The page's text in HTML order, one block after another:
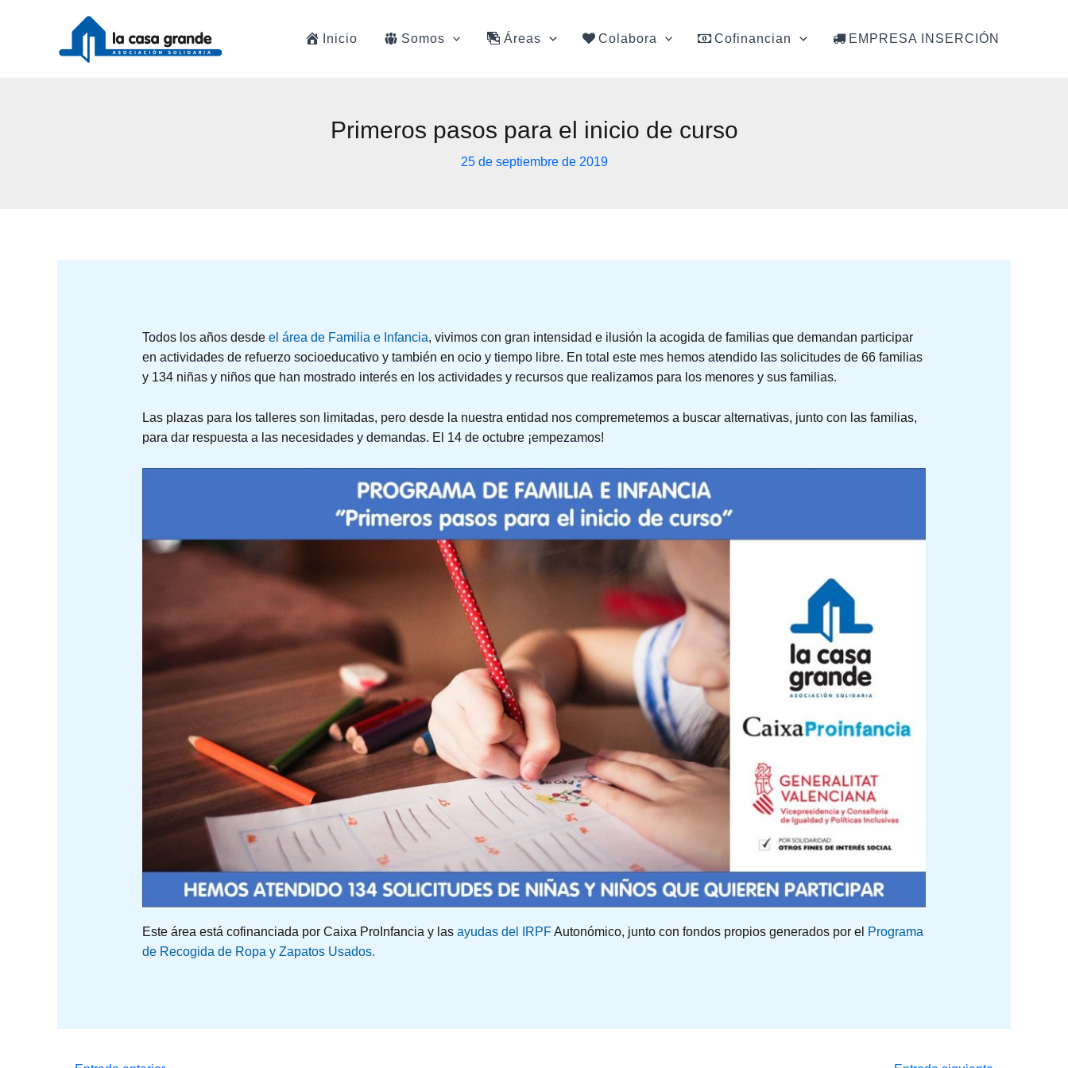
Inicio Somos Áreas Colabora Cofinancian EMPRESA INSERCIÓN
Primeros pasos para el inicio de curso
25 de septiembre de 2019
Todos los años desde el área de Familia e Infancia, vivimos con gran intensidad e ilusión la acogida de familias que demandan participar
en actividades de refuerzo socioeducativo y también en ocio y tiempo libre. En total este mes hemos atendido las solicitudes de 66 familias
y 134 niñas y niños que han mostrado interés en los actividades y recursos que realizamos para los menores y sus familias.
Las plazas para los talleres son limitadas, pero desde la nuestra entidad nos compremetemos a buscar alternativas, junto con las familias,
para dar respuesta a las necesidades y demandas. El 14 de octubre ¡empezamos!
Este área está cofinanciada por Caixa ProInfancia y las ayudas del IRPFAutonómico, junto con fondos propios generados por el Programa
de Recogida de Ropa y Zapatos Usados.